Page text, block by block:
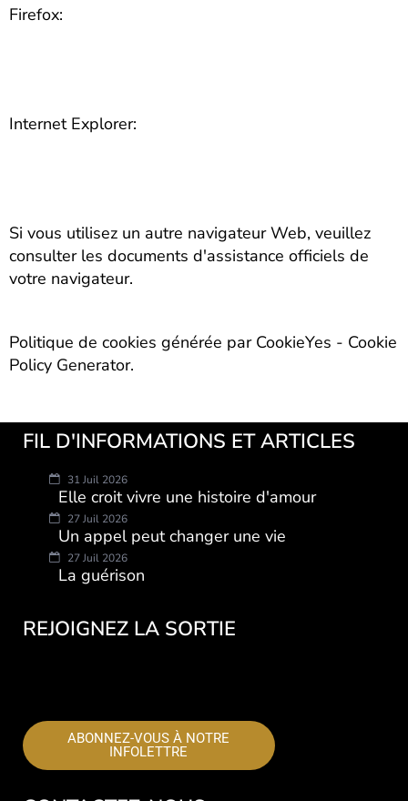
Firefox:
Internet Explorer:
Si vous utilisez un autre navigateur Web, veuillez
consulter les documents d'assistance officiels de
votre navigateur.
Politique de cookies générée par CookieYes - Cookie
Policy Generator.
FIL D'INFORMATIONS ET ARTICLES
31 Juil 2026
Elle croit vivre une histoire d'amour
27 Juil 2026
Un appel peut changer une vie
27 Juil 2026
La guérison
REJOIGNEZ LA SORTIE
ABONNEZ-VOUS À NOTRE
INFOLETTRE